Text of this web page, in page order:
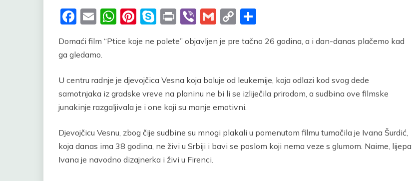
Facebook
EmailWhatsApp
Pinterest
Skype
PrintViberGmail
Copy
Link
Domaći film “Ptice koje ne polete” objavljen je pre tačno 26 godina, a i dan-danas plačemo kad
ga gledamo.
U centru radnje je djevojčica Vesna koja boluje od leukemije, koja odlazi kod svog dede
samotnjaka iz gradske vreve na planinu ne bi li se izliječila prirodom, a sudbina ove filmske
junakinje razgaljivala je i one koji su manje emotivni.
Djevojčicu Vesnu, zbog čije sudbine su mnogi plakali u pomenutom filmu tumačila je Ivana Šurdić,
koja danas ima 38 godina, ne živi u Srbiji i bavi se poslom koji nema veze s glumom. Naime, lijepa
Ivana je navodno dizajnerka i živi u Firenci.